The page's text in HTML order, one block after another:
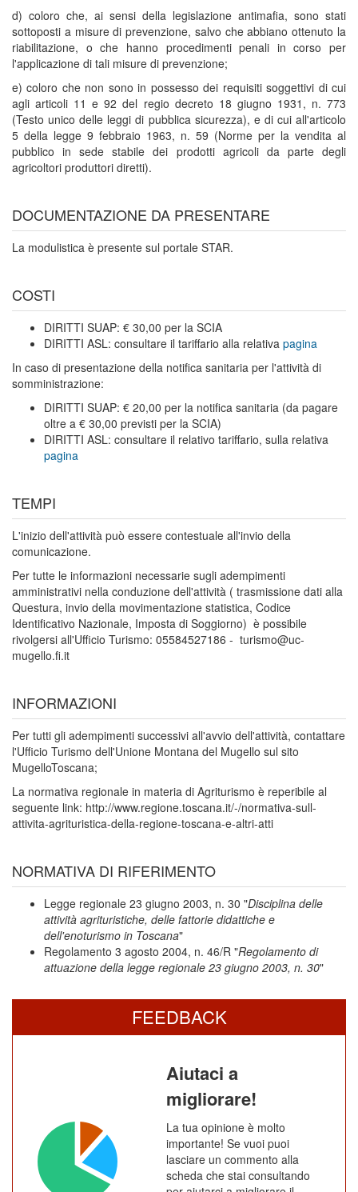
d) coloro che, ai sensi della legislazione antimafia, sono stati
sottoposti a misure di prevenzione, salvo che abbiano ottenuto la
riabilitazione, o che hanno procedimenti penali in corso per
l'applicazione di tali misure di prevenzione;
e) coloro che non sono in possesso dei requisiti soggettivi di cui
agli articoli 11 e 92 del regio decreto 18 giugno 1931, n. 773
(Testo unico delle leggi di pubblica sicurezza), e di cui all'articolo
5 della legge 9 febbraio 1963, n. 59 (Norme per la vendita al
pubblico in sede stabile dei prodotti agricoli da parte degli
agricoltori produttori diretti).
DOCUMENTAZIONE DA PRESENTARE
La modulistica è presente sul portale STAR.
COSTI
DIRITTI SUAP: € 30,00 per la SCIA
DIRITTI ASL: consultare il tariffario alla relativa pagina
In caso di presentazione della notifica sanitaria per l'attività di
somministrazione:
DIRITTI SUAP: € 20,00 per la notifica sanitaria (da pagare
oltre a € 30,00 previsti per la SCIA)
DIRITTI ASL: consultare il relativo tariffario, sulla relativa
pagina
TEMPI
L'inizio dell'attività può essere contestuale all'invio della
comunicazione.
Per tutte le informazioni necessarie sugli adempimenti
amministrativi nella conduzione dell'attività ( trasmissione dati alla
Questura, invio della movimentazione statistica, Codice
Identificativo Nazionale, Imposta di Soggiorno) è possibile
rivolgersi all'Ufficio Turismo: 05584527186 - turismo@uc-
mugello.fi.it
INFORMAZIONI
Per tutti gli adempimenti successivi all'avvio dell'attività, contattare
l'Ufficio Turismo dell'Unione Montana del Mugello sul sito
MugelloToscana;
La normativa regionale in materia di Agriturismo è reperibile al
seguente link: http://www.regione.toscana.it/-/normativa-sull-
attivita-agrituristica-della-regione-toscana-e-altri-atti
NORMATIVA DI RIFERIMENTO
Legge regionale 23 giugno 2003, n. 30 "Disciplina delle
attività agrituristiche, delle fattorie didattiche e
dell'enoturismo in Toscana"
Regolamento 3 agosto 2004, n. 46/R "Regolamento di
attuazione della legge regionale 23 giugno 2003, n. 30"
FEEDBACK
Aiutaci a
migliorare!
La tua opinione è molto
importante! Se vuoi puoi
lasciare un commento alla
scheda che stai consultando